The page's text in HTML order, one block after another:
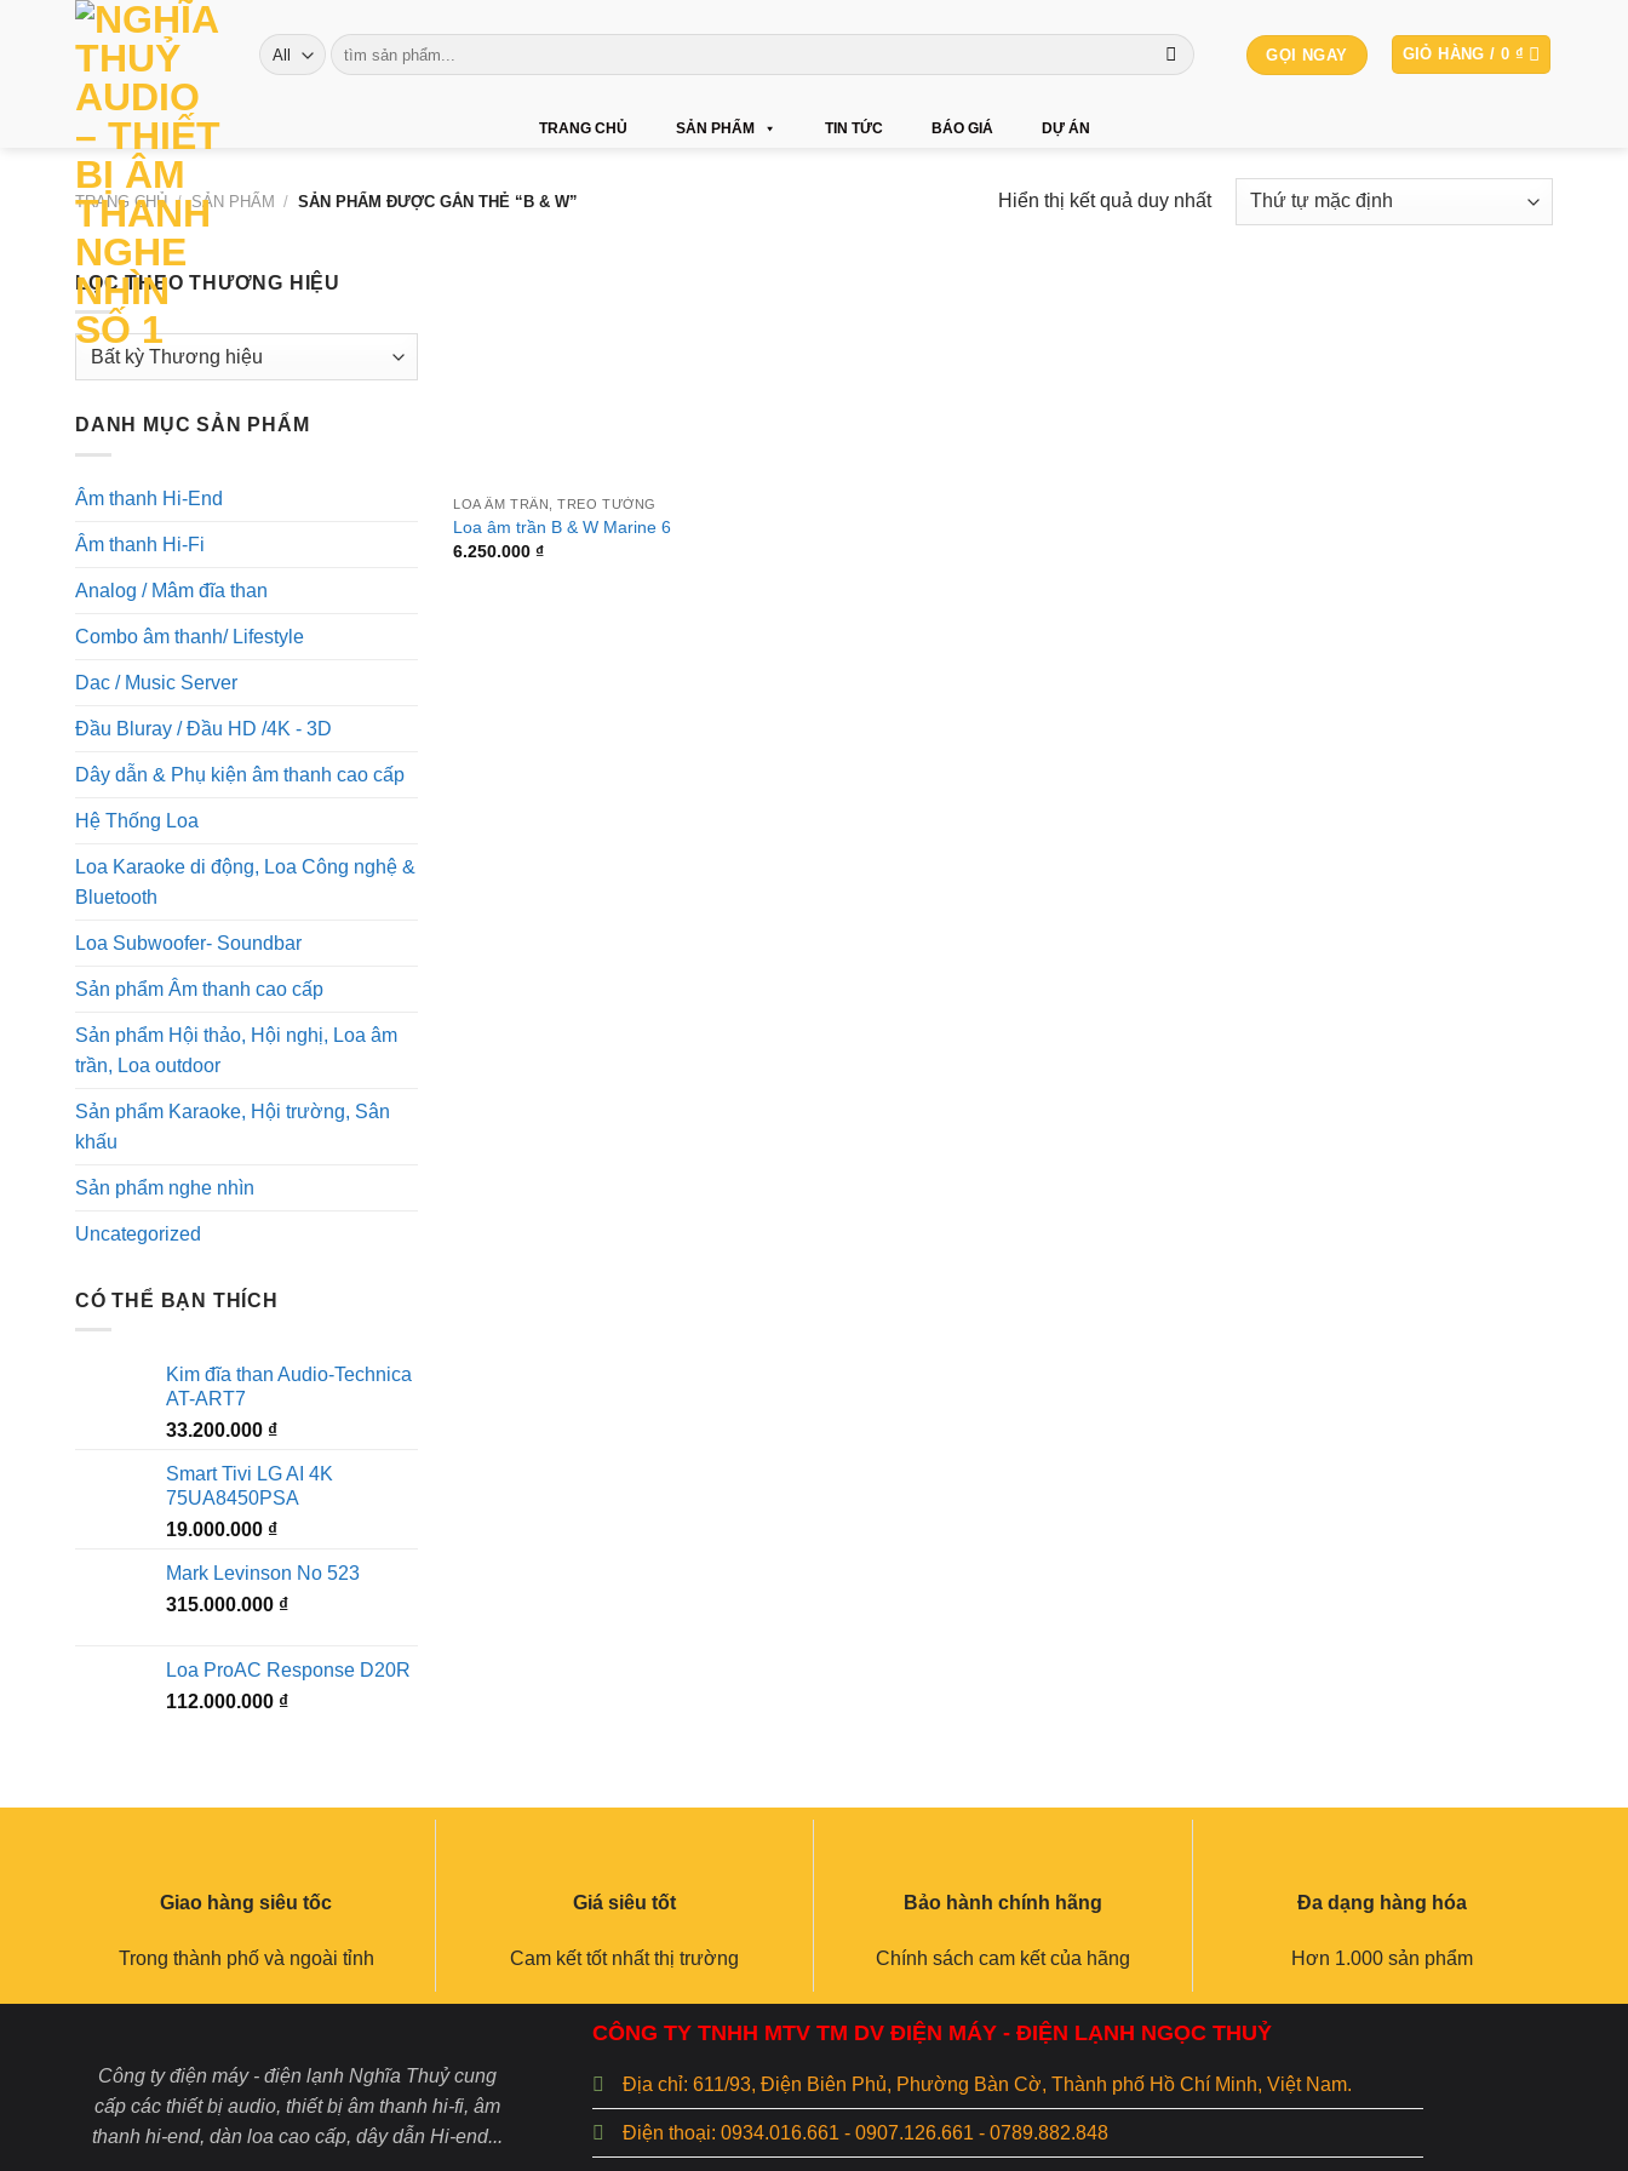
Tìm
kiếm:
GỌI NGAY GIỎ HÀNG / 0 ₫
TRANG CHỦ SẢN PHẨM TIN TỨC BÁO GIÁ DỰ ÁN
TRANG CHỦ / SẢN PHẨM / SẢN PHẨM ĐƯỢC GẮN THẺ “B & W” Hiển thị kết quả duy nhất
LỌC THEO THƯƠNG HIỆU
DANH MỤC SẢN PHẨM
Âm thanh Hi-End
Âm thanh Hi-Fi
Analog / Mâm đĩa than
Combo âm thanh/ Lifestyle
Dac / Music Server
Đầu Bluray / Đầu HD /4K - 3D
Dây dẫn & Phụ kiện âm thanh cao cấp
Hệ Thống Loa
Loa Karaoke di động, Loa Công nghệ &
Bluetooth
Loa Subwoofer- Soundbar
Sản phẩm Âm thanh cao cấp
Sản phẩm Hội thảo, Hội nghị, Loa âm
trần, Loa outdoor
Sản phẩm Karaoke, Hội trường, Sân
khấu
Sản phẩm nghe nhìn
Uncategorized
CÓ THỂ BẠN THÍCH
Kim đĩa than Audio-Technica
AT-ART7
33.200.000 ₫
Smart Tivi LG AI 4K
75UA8450PSA
19.000.000 ₫
Mark Levinson No 523
315.000.000 ₫
Loa ProAC Response D20R
112.000.000 ₫
LOA ÂM TRẦN, TREO TƯỜNG
Loa âm trần B & W Marine 6
6.250.000₫
Giao hàng siêu tốc
Trong thành phố và ngoài tỉnh
Giá siêu tốt
Cam kết tốt nhất thị trường
Bảo hành chính hãng
Chính sách cam kết của hãng
Đa dạng hàng hóa
Hơn 1.000 sản phẩm
Công ty điện máy - điện lạnh Nghĩa Thuỷ cung
cấp các thiết bị audio, thiết bị âm thanh hi-fi, âm
thanh hi-end, dàn loa cao cấp, dây dẫn Hi-end...
CÔNG TY TNHH MTV TM DV ĐIỆN MÁY - ĐIỆN LẠNH NGỌC THUỶ
Địa chỉ: 611/93, Điện Biên Phủ, Phường Bàn Cờ, Thành phố Hồ Chí Minh, Việt Nam.
Điện thoại: 0934.016.661 - 0907.126.661 - 0789.882.848